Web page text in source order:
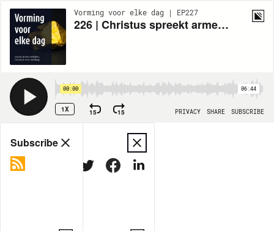
Vorming voor elke dag | EP227
226 | Christus spreekt armen zalig (1)
00:00 06:44
1X 15 15 PRIVACY SHARE SUBSCRIBE
Share
Subscribe